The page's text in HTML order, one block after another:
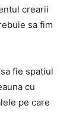
crearii
sa fim
fie spatiul
cu
pe care